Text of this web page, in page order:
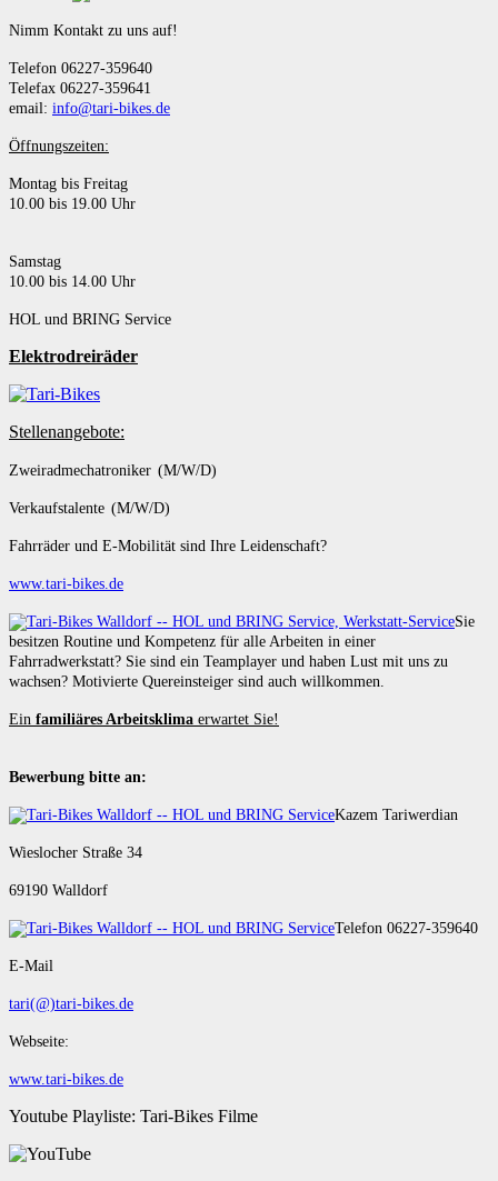
Nimm Kontakt zu uns auf!
Telefon 06227-359640
Telefax 06227-359641
email: info@tari-bikes.de
Öffnungszeiten:
Montag bis Freitag
10.00 bis 19.00 Uhr
Samstag
10.00 bis 14.00 Uhr
HOL und BRING Service
Elektrodreiräder
Stellenangebote:
Zweiradmechatroniker (M/W/D)
Verkaufstalente (M/W/D)
Fahrräder und E-Mobilität sind Ihre Leidenschaft?
www.tari-bikes.de
Sie
besitzen Routine und Kompetenz für alle Arbeiten in einer
Fahrradwerkstatt? Sie sind ein Teamplayer und haben Lust mit uns zu
wachsen? Motivierte Quereinsteiger sind auch willkommen.
Ein familiäres Arbeitsklima erwartet Sie!
Bewerbung bitte an:
Kazem Tariwerdian
Wieslocher Straße 34
69190 Walldorf
Telefon 06227-359640
E-Mail
tari(@)tari-bikes.de
Webseite:
www.tari-bikes.de
Youtube Playliste: Tari-Bikes Filme